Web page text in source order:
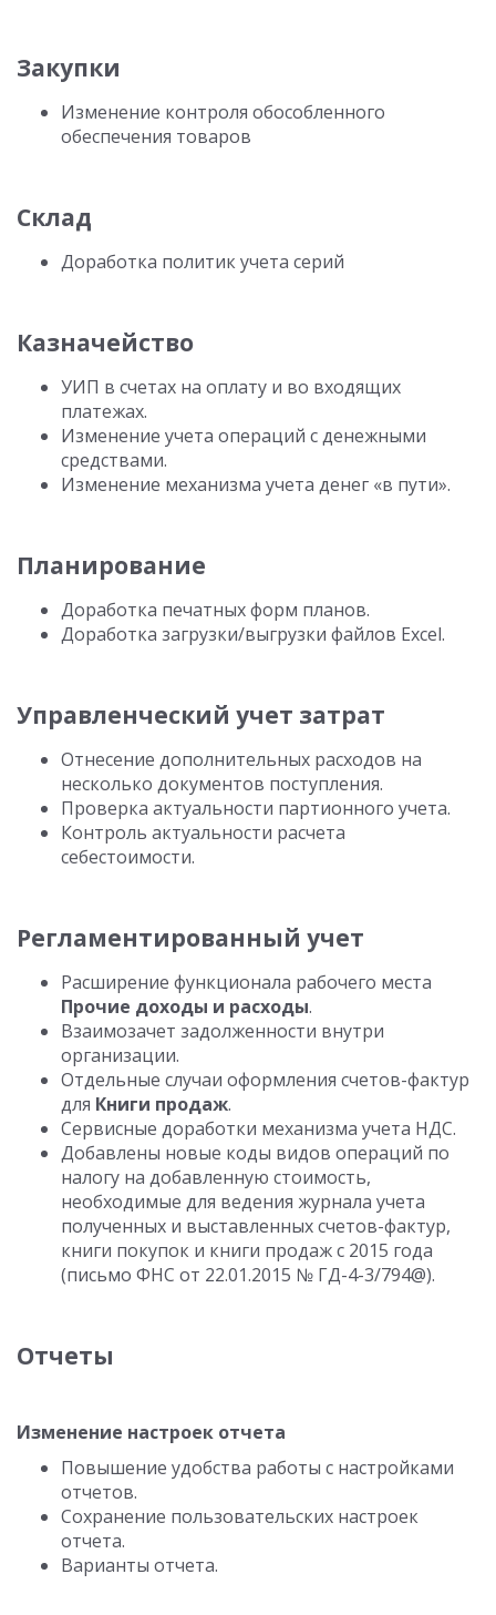
Закупки
Изменение контроля обособленного
обеспечения товаров
Склад
Доработка политик учета серий
Казначейство
УИП в счетах на оплату и во входящих
платежах.
Изменение учета операций с денежными
средствами.
Изменение механизма учета денег «в пути».
Планирование
Доработка печатных форм планов.
Доработка загрузки/выгрузки файлов Excel.
Управленческий учет затрат
Отнесение дополнительных расходов на
несколько документов поступления.
Проверка актуальности партионного учета.
Контроль актуальности расчета
себестоимости.
Регламентированный учет
Расширение функционала рабочего места
Прочие доходы и расходы.
Взаимозачет задолженности внутри
организации.
Отдельные случаи оформления счетов-фактур
для Книги продаж.
Сервисные доработки механизма учета НДС.
Добавлены новые коды видов операций по
налогу на добавленную стоимость,
необходимые для ведения журнала учета
полученных и выставленных счетов-фактур,
книги покупок и книги продаж с 2015 года
(письмо ФНС от 22.01.2015 № ГД-4-3/794@).
Отчеты
Изменение настроек отчета
Повышение удобства работы с настройками
отчетов.
Сохранение пользовательских настроек
отчета.
Варианты отчета.